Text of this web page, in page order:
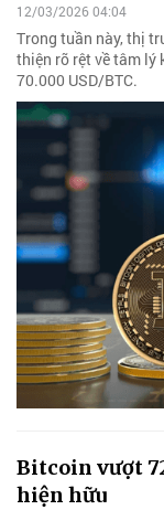
12/03/2026 04:04
Trong tuần này, thị
thiện rõ rệt về tâm lý
70.000 USD/BTC.
Bitcoin vượt
hiện hữu